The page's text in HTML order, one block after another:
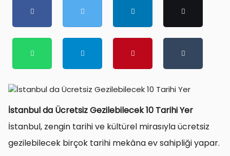
İstanbul da Ücretsiz Gezilebilecek 10 Tarihi Yer
İstanbul, zengin tarihi ve kültürel mirasıyla ücretsiz
gezilebilecek birçok tarihi mekâna ev sahipliği yapar.